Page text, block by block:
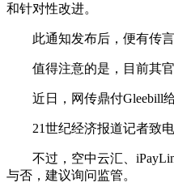
和针对性改进。
此通知发布后，便有传言猜
值得注意的是，目前其官
近日，网传鼎付Gleebill
21世纪经济报道记者致电
不过，空中云汇、
与否，建议询问监管。